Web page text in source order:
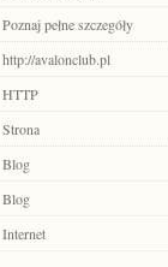
Poznaj pełne szczegóły
http://avalonclub.pl
HTTP
Strona
Blog
Blog
Internet